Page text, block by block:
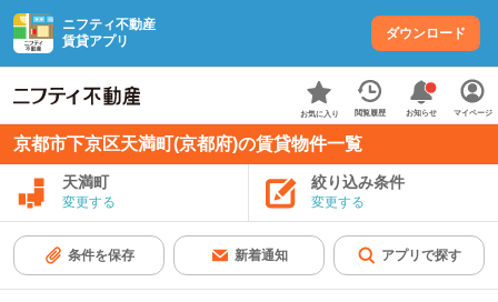
ニフティ不動産
賃貸アプリ
ダウンロード
お気に入り 閲覧履歴 お知らせ マイページ
京都市下京区天満町(京都府)の賃貸物件一覧
天満町
変更する
絞り込み条件
変更する
条件を保存 新着通知 アプリで探す